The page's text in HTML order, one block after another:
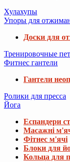
Хулахупы
Упоры для
Доски для
Тренировочные
Фитнес гантели
Гантели
Ролики для пресса
Йога
Еспандери
Масажні
Фітнес м'ячі
Блоки для
Кольца для